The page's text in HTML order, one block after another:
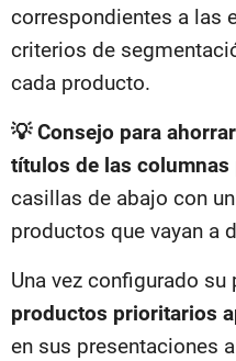
correspondientes a las
criterios de
cada producto.
💡 Consejo para
títulos de las columnas
casillas de abajo con
productos que vayan a
Una vez configurado su
productos prioritarios
en sus presentaciones